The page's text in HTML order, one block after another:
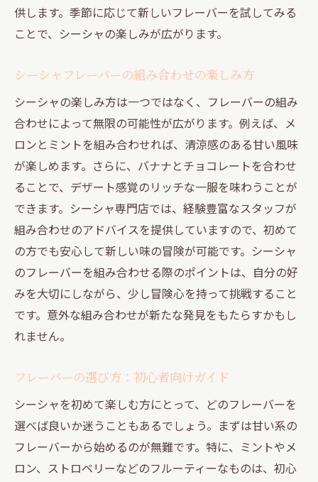
供します。季節に応じて新しいフレーバーを試してみる
ことで、シーシャの楽しみが広がります。
シーシャフレーバーの組み合わせの楽しみ方
シーシャの楽しみ方は一つではなく、フレーバーの組み
合わせによって無限の可能性が広がります。例えば、メ
ロンとミントを組み合わせれば、清涼感のある甘い風味
が楽しめます。さらに、バナナとチョコレートを合わせ
ることで、デザート感覚のリッチな一服を味わうことが
できます。シーシャ専門店では、経験豊富なスタッフが
組み合わせのアドバイスを提供していますので、初めて
の方でも安心して新しい味の冒険が可能です。シーシャ
のフレーバーを組み合わせる際のポイントは、自分の好
みを大切にしながら、少し冒険心を持って挑戦すること
です。意外な組み合わせが新たな発見をもたらすかもし
れません。
フレーバーの選び方：初心者向けガイド
シーシャを初めて楽しむ方にとって、どのフレーバーを
選べば良いか迷うこともあるでしょう。まずは甘い系の
フレーバーから始めるのが無難です。特に、ミントやメ
ロン、ストロベリーなどのフルーティーなものは、初心